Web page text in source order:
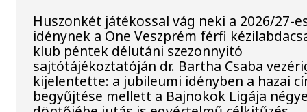
Huszonkét játékossal vág neki a 2026/27-
idénynek a One Veszprém férfi
klub péntek délutáni szezonnyitó
sajtótájékoztatóján dr. Bartha Csaba
kijelentette: a jubileumi idényben a hazai
begyűjtése mellett a Bajnokok Ligája